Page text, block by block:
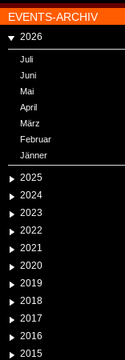
EVENTS-ARCHIV
2026
Juli
Juni
Mai
April
März
Februar
Jänner
2025
2024
2023
2022
2021
2020
2019
2018
2017
2016
2015